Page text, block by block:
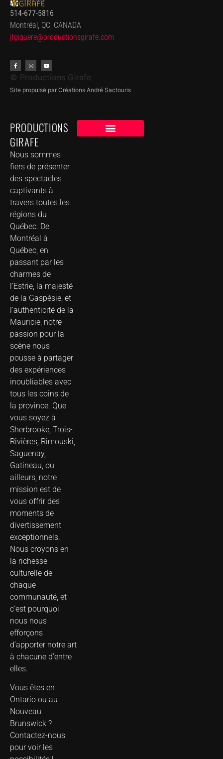
514-677-5816
Montréal, QC, CANADA
jfgiguere@productionsgirafe.com
© Productions Girafe
Site propulsé par Créations André Sactouris
PRODUCTIONS
GIRAFE
Nous sommes
fiers de présenter
des spectacles
captivants à
travers toutes les
régions du
Québec. De
Montréal à
Québec, en
passant par les
charmes de
l’Estrie, la majesté
de la Gaspésie, et
l’authenticité de la
Mauricie, notre
passion pour la
scène nous
pousse à partager
des expériences
inoubliables avec
tous les coins de
la province. Que
vous soyez à
Sherbrooke, Trois-
Rivières, Rimouski,
Saguenay,
Gatineau, ou
ailleurs, notre
mission est de
vous offrir des
moments de
divertissement
exceptionnels.
Nous croyons en
la richesse
culturelle de
chaque
communauté, et
c’est pourquoi
nous nous
efforçons
d’apporter notre art
à chacune d’entre
elles.
Vous êtes en
Ontario ou au
Nouveau
Brunswick ?
Contactez-nous
pour voir les